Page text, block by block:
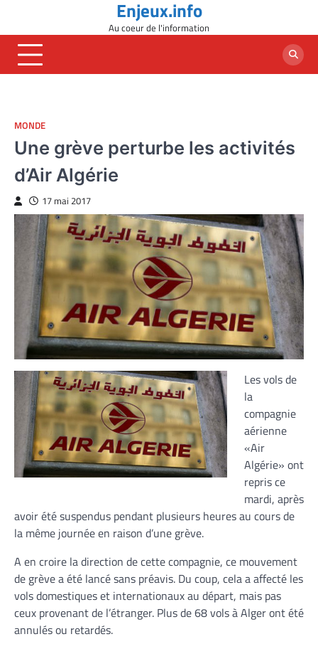
content
Enjeux.info
Au coeur de l'information
MONDE
Une grève perturbe les activités
d’Air Algérie
17 mai 2017
Les vols de
la
compagnie
aérienne
«Air
Algérie» ont
repris ce
mardi, après
avoir été suspendus pendant plusieurs heures au cours de
la même journée en raison d’une grève.
A en croire la direction de cette compagnie, ce mouvement
de grève a été lancé sans préavis. Du coup, cela a affecté les
vols domestiques et internationaux au départ, mais pas
ceux provenant de l’étranger. Plus de 68 vols à Alger ont été
annulés ou retardés.